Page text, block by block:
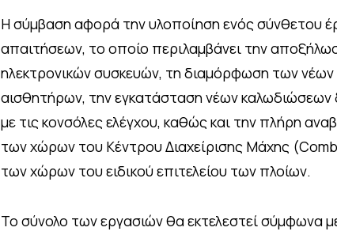
Η σύμβαση αφορά την υλοποίηση ενός σύνθετου
απαιτήσεων, το οποίο περιλαμβάνει την
ηλεκτρονικών συσκευών, τη διαμόρφωση των
αισθητήρων, την εγκατάσταση νέων
με τις κονσόλες ελέγχου, καθώς και την πλήρη
των χώρων του Κέντρου Διαχείρισης Μάχης
των χώρων του ειδικού επιτελείου των πλοίων.
Το σύνολο των εργασιών θα εκτελεστεί σύμφωνα